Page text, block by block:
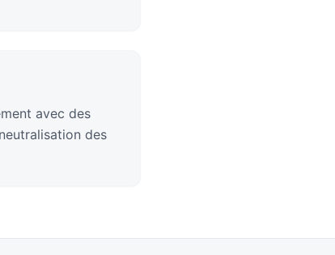
avec des
des